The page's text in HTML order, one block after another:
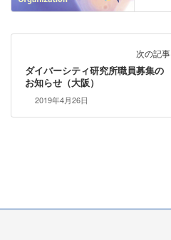
次の記事
ダイバーシティ研究所職員募集の
お知らせ（大阪）
2019年4月26日